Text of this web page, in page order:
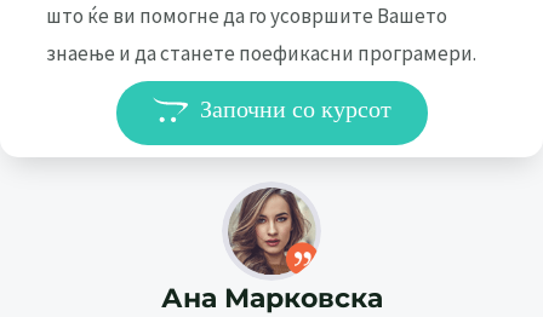
што ќе ви помогне да го усовршите Вашето
знаење и да станете поефикасни програмери.
Започни со курсот
Ана Марковска